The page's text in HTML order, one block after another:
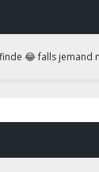
😂 falls jemand